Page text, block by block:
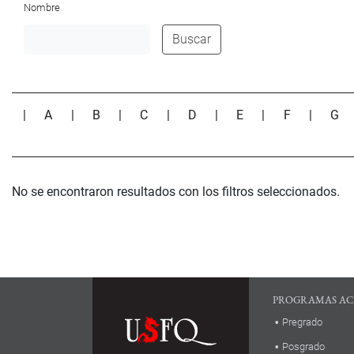
Nombre
Buscar
|A B C D E F G
No se encontraron resultados con los filtros seleccionados.
PROGRAMAS
Pregrado
Posgrado